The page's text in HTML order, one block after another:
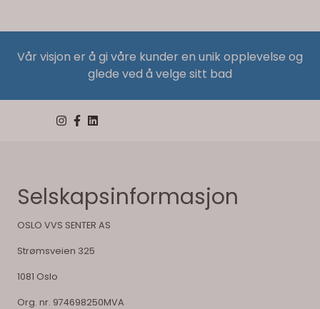
Vår visjon er å gi våre kunder en unik opplevelse og
glede ved å velge sitt bad
Selskapsinformasjon
OSLO VVS SENTER AS
Strømsveien 325
1081 Oslo
Org. nr. 974698250MVA